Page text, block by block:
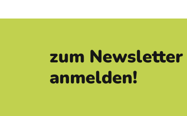
zum Newsletter
anmelden!